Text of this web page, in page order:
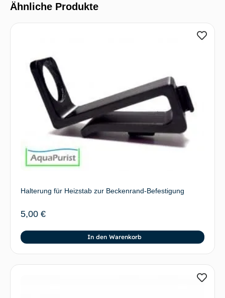
Ähnliche Produkte
Halterung für Heizstab zur Beckenrand-Befestigung
5,00 €
In den Warenkorb